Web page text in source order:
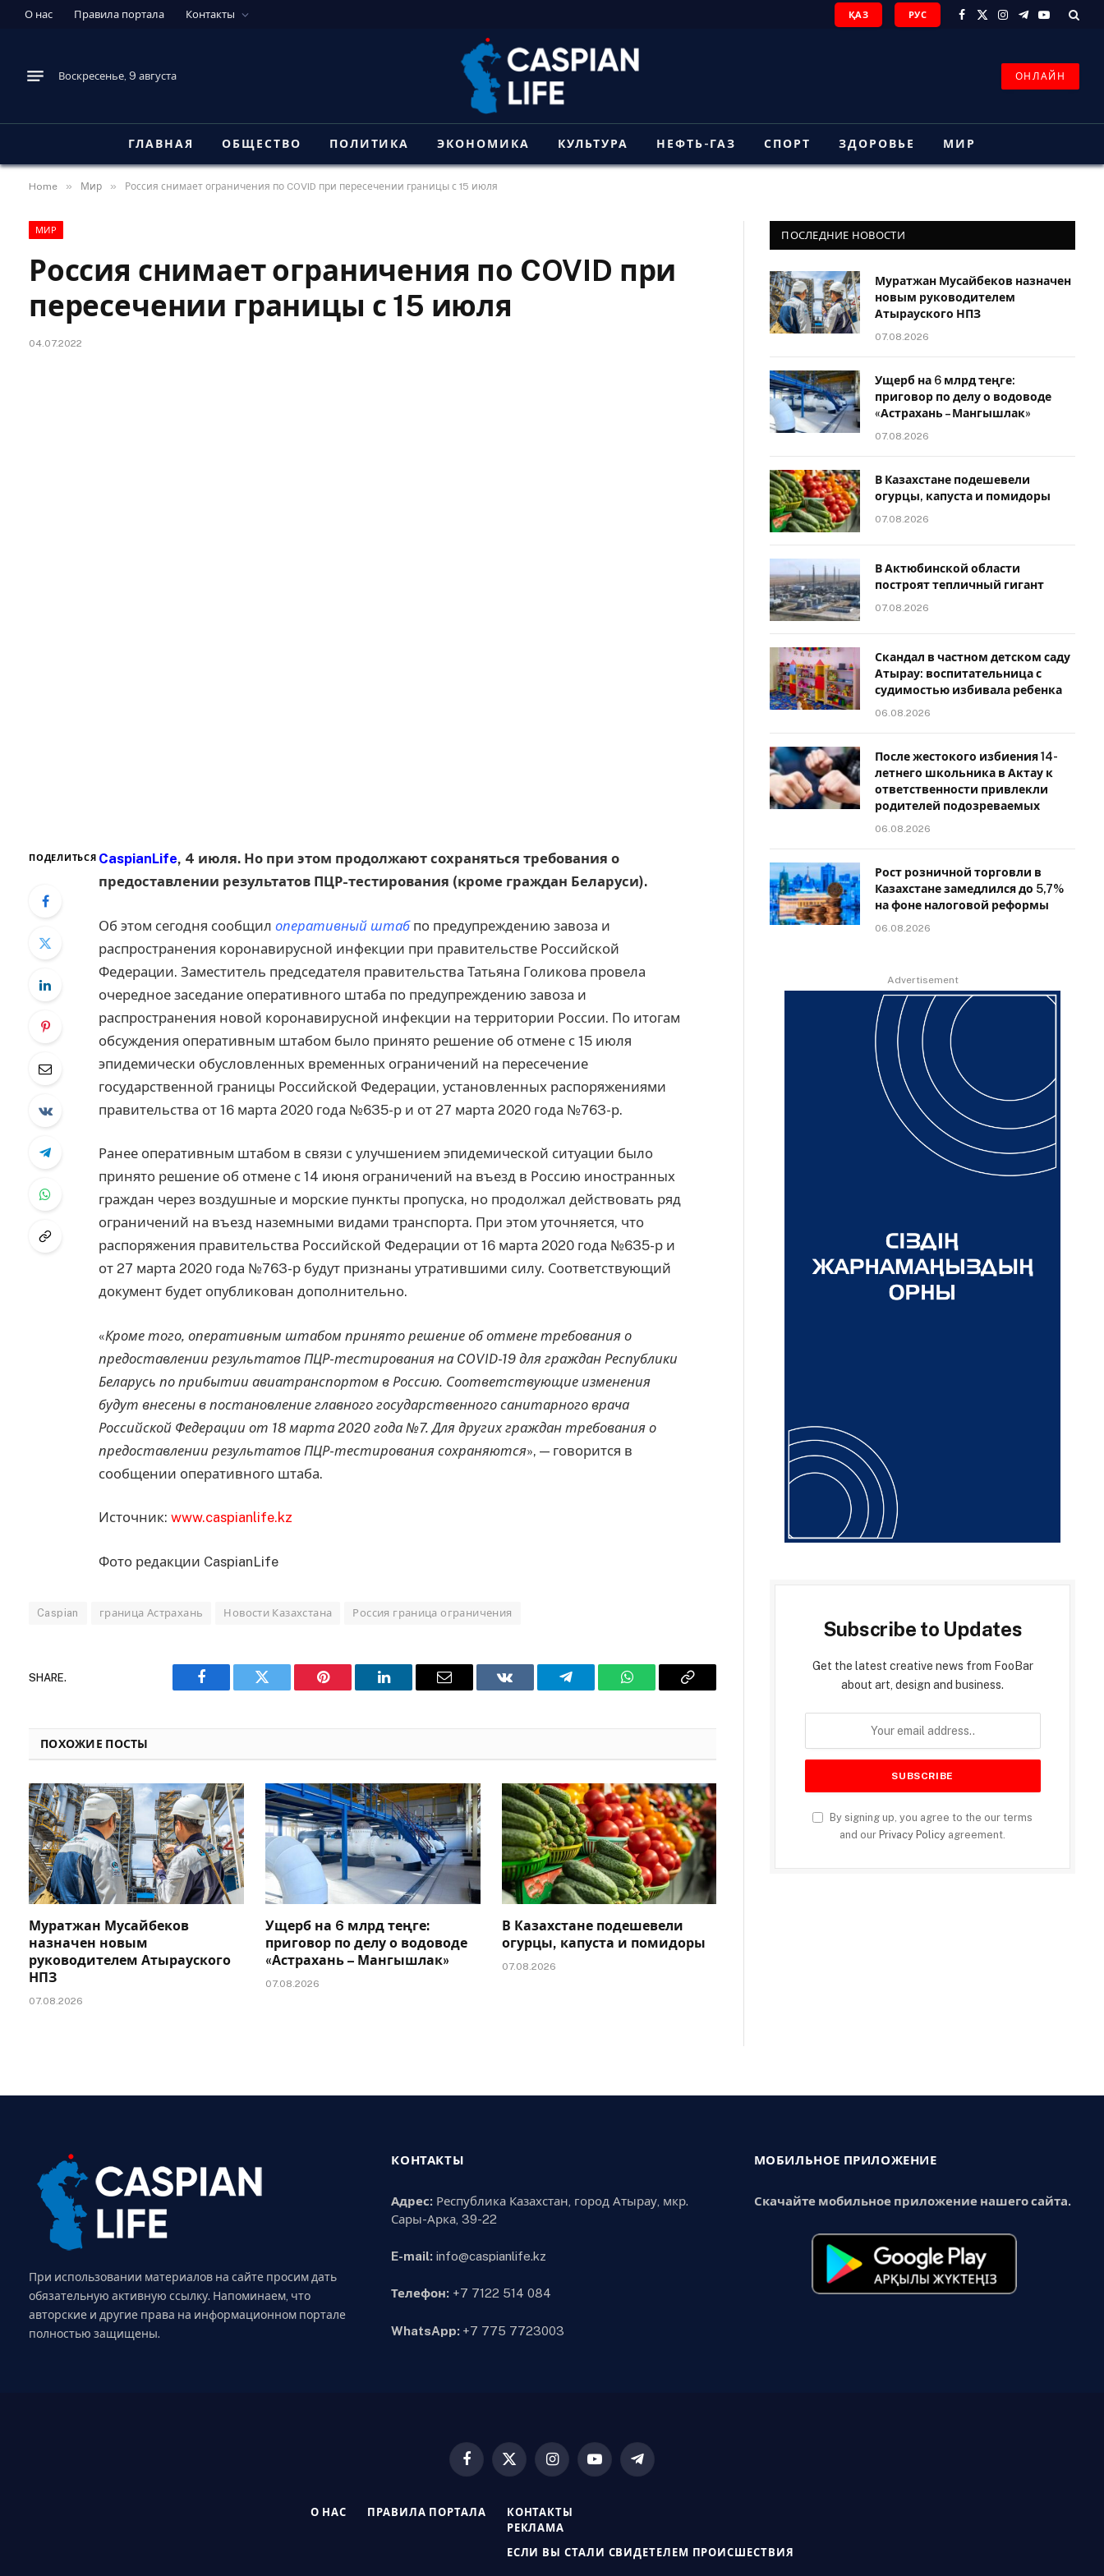
О нас Правила портала Контакты ҚАЗ РУС
Facebook
X
Instagram
Telegram
YouTube
Воскресенье, 9 августа ОНЛАЙН
ГЛАВНАЯ ОБЩЕСТВО ПОЛИТИКА ЭКОНОМИКА КУЛЬТУРА НЕФТЬ-ГАЗ СПОРТ ЗДОРОВЬЕ МИР
Home » Мир » Россия снимает ограничения по COVID при пересечении границы с 15 июля
МИР
Россия снимает ограничения по COVID при
пересечении границы с 15 июля
04.07.2022
ПОДЕЛИТЬСЯ CaspianLife, 4 июля. Но при этом продолжают сохраняться требования о
предоставлении результатов ПЦР-тестирования (кроме граждан Беларуси).
Об этом сегодня сообщил оперативный штабпо предупреждению завоза и
распространения коронавирусной инфекции при правительстве Российской
Федерации. Заместитель председателя правительства Татьяна Голикова провела
очередное заседание оперативного штаба по предупреждению завоза и
распространения новой коронавирусной инфекции на территории России. По итогам
обсуждения оперативным штабом было принято решение об отмене с 15 июля
эпидемически обусловленных временных ограничений на пересечение
государственной границы Российской Федерации, установленных распоряжениями
правительства от 16 марта 2020 года №635-р и от 27 марта 2020 года №763-р.
Ранее оперативным штабом в связи с улучшением эпидемической ситуации было
принято решение об отмене с 14 июня ограничений на въезд в Россию иностранных
граждан через воздушные и морские пункты пропуска, но продолжал действовать ряд
ограничений на въезд наземными видами транспорта. При этом уточняется, что
распоряжения правительства Российской Федерации от 16 марта 2020 года №635-р и
от 27 марта 2020 года №763-р будут признаны утратившими силу. Соответствующий
документ будет опубликован дополнительно.
«Кроме того, оперативным штабом принято решение об отмене требования о
предоставлении результатов ПЦР-тестирования на COVID-19 для граждан Республики
Беларусь по прибытии авиатранспортом в Россию. Соответствующие изменения
будут внесены в постановление главного государственного санитарного врача
Российской Федерации от 18 марта 2020 года №7. Для других граждан требования о
предоставлении результатов ПЦР-тестирования сохраняются», — говорится в
сообщении оперативного штаба.
Источник: www.caspianlife.kz
Фото редакции CaspianLife
Caspian граница Астрахань Новости Казахстана Россия граница ограничения
SHARE.
Facebook Twitter Pinterest LinkedIn Email VKontakteTelegram WhatsAppCopy
ПОХОЖИЕ ПОСТЫ
Муратжан Мусайбеков
назначен новым
руководителем Атырауского
НПЗ
07.08.2026
Ущерб на 6 млрд теңге:
приговор по делу о водоводе
«Астрахань – Мангышлак»
07.08.2026
В Казахстане подешевели
огурцы, капуста и помидоры
07.08.2026
ПОСЛЕДНИЕ НОВОСТИ
Муратжан Мусайбеков назначен
новым руководителем
Атырауского НПЗ
07.08.2026
Ущерб на 6 млрд теңге:
приговор по делу о водоводе
«Астрахань – Мангышлак»
07.08.2026
В Казахстане подешевели
огурцы, капуста и помидоры
07.08.2026
В Актюбинской области
построят тепличный гигант
07.08.2026
Скандал в частном детском саду
Атырау: воспитательница с
судимостью избивала ребенка
06.08.2026
После жестокого избиения 14-
летнего школьника в Актау к
ответственности привлекли
родителей подозреваемых
06.08.2026
Рост розничной торговли в
Казахстане замедлился до 5,7%
на фоне налоговой реформы
06.08.2026
Advertisement
Subscribe to Updates
Get the latest creative news from FooBar
about art, design and business.
By signing up, you agree to the our terms
and our Privacy Policy agreement.
При использовании материалов на сайте просим дать
обязательную активную ссылку. Напоминаем, что
авторские и другие права на информационном портале
полностью защищены.
КОНТАКТЫ
Адрес: Республика Казахстан, город Атырау, мкр.
Сары-Арка, 39-22
E-mail: info@caspianlife.kz
Телефон: +7 7122 514 084
WhatsApp: +7 775 7723003
МОБИЛЬНОЕ ПРИЛОЖЕНИЕ
Скачайте мобильное приложение нашего сайта.
Facebook
X
InstagramYouTubeTelegram
О НАС ПРАВИЛА ПОРТАЛА
КОНТАКТЫ
РЕКЛАМА
ЕСЛИ ВЫ СТАЛИ СВИДЕТЕЛЕМ ПРОИСШЕСТВИЯ